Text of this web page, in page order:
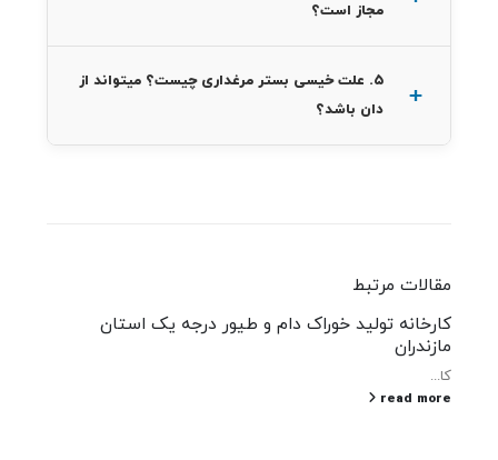
مجاز است؟
۵. علت خیسی بستر مرغداری چیست؟ میتواند از
دان باشد؟
مقالات مرتبط
کارخانه تولید خوراک دام و طیور درجه یک استان
مازندران
کا...
read more